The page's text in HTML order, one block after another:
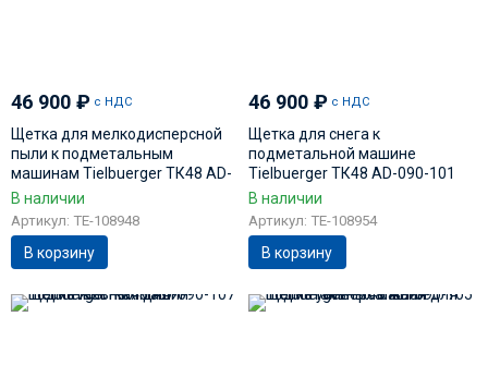
46 900 ₽ с НДС
Щетка для мелкодисперсной
пыли к подметальным
машинам Tielbuerger ТК48 AD-
090-109
В наличии
Артикул: TE-108948
В корзину
46 900₽ с НДС
Щетка для снега к
подметальной машине
Tielbuerger ТК48 AD-090-101
В наличии
Артикул: TE-108954
В корзину